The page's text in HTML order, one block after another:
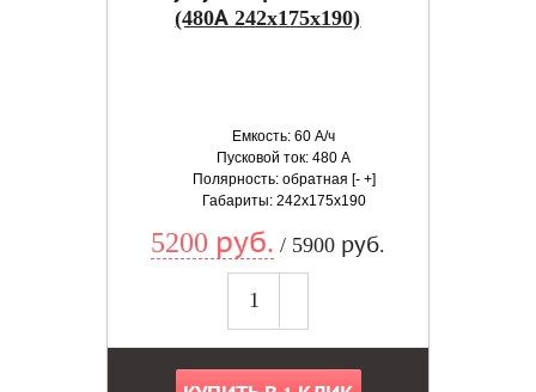
(480А 242x175x190)
Емкость: 60 А/ч
Пусковой ток: 480 А
Полярность: обратная [- +]
Габариты: 242x175x190
5200 руб. / 5900 руб.